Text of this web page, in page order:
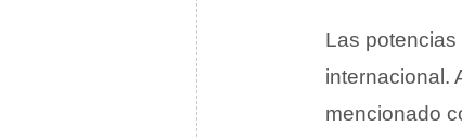
Las
internacional.
mencionado